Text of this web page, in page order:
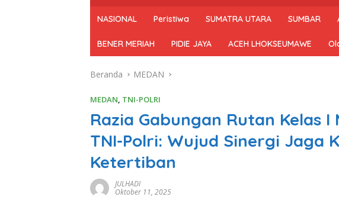
NASIONAL Peristiwa SUMATRA UTARA SUMBAR
BENER MERIAH PIDIE JAYA ACEH LHOKSEUMAWE
Beranda MEDAN
MEDAN, TNI-POLRI
Razia Gabungan Rutan Kelas I
TNI-Polri: Wujud Sinergi Jaga
Ketertiban
JULHADI
Oktober 11, 2025